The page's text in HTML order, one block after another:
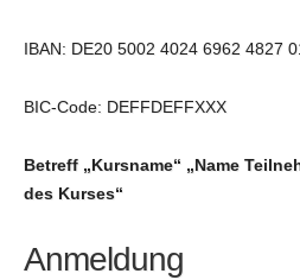
IBAN: DE20 5002 4024 6962 4827
BIC-Code: DEFFDEFFXXX
Betreff „Kursname“ „Name
des Kurses“
Anmeldung